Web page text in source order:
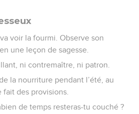
voir la fourmi. Observe son
une leçon de sagesse.
ni contremaître, ni patron.
la nourriture pendant l’été, au
des provisions.
de temps resteras-tu couché ?